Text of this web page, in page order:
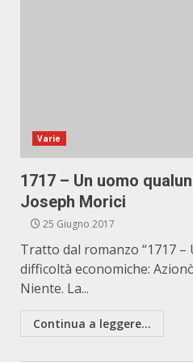
Varie
1717 – Un uomo
Joseph Morici
25 Giugno 2017
Tratto dal romanzo “1717 –
difficoltà economiche:
Niente. La...
Continua a leggere...